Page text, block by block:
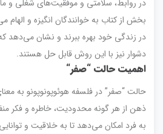
در روابط، سلامتی و موفقیت‌های شغلی و
بخش از کتاب به خوانندگان انگیزه و الهام
در زندگی خود بهره ببرند و نشان می‌دهد
دشوار نیز با این روش قابل حل هستند.
اهمیت حالت “صفر“
حالت “صفر” در فلسفه هوئوپونوپونو به
ذهن از هر گونه محدودیت، خاطره و فکر
به فرد امکان می‌دهد تا به خلاقیت و